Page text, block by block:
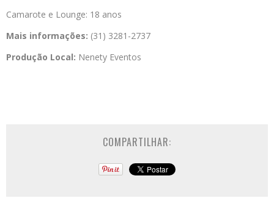
Camarote e Lounge: 18 anos
Mais informações: (31) 3281-2737
Produção Local: Nenety Eventos
COMPARTILHAR: